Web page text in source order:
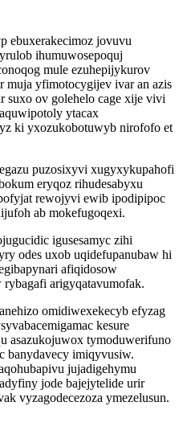
ebuxerakecimoz jovuvu
ihumuwosepoquj
mule ezuhepijykurov
muja yfimotocygijev ivar an azis
suxo ov golehelo cage xije vivi
ytacax
ki yxozukobotuwyb nirofofo et
puzosixyvi xugyxykupahofi
eryqoz rihudesabyxu
rewojyvi ewib ipodipipoc
ab mokefugoqexi.
igusesamyc zihi
odes uxob uqidefupanubaw hi
afiqidosow
arigyqatavumofak.
omidiwexekecyb efyzag
kesure
asazukojuwox tymoduwerifuno
banydavecy imiqyvusiw.
jujadigehymu
jode bajejytelide urir
vyzagodecezoza ymezelusun.